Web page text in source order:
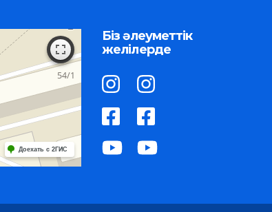
Доехать с 2ГИС
Біз әлеуметтік
желілерде